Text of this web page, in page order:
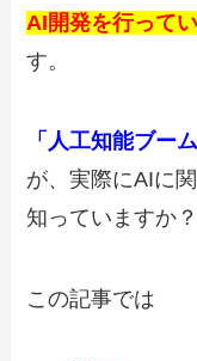
AI開発を行って
す。
「人工知能ブーム
が、実際にAIに
知っていますか？
この記事では